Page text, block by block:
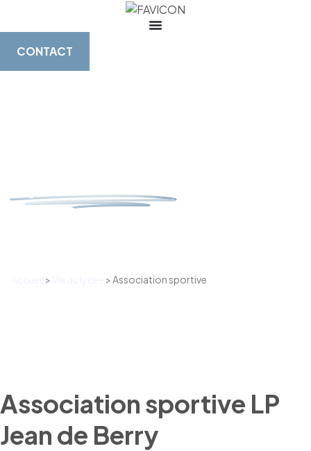
CONTACT
de Berry
> >Association sportive
Association sportive LP
Jean de Berry